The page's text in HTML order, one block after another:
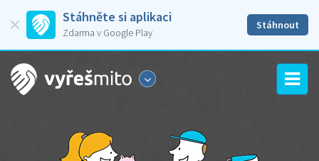
Stáhněte si aplikaci
Zdarma v Google Play
Stáhnout